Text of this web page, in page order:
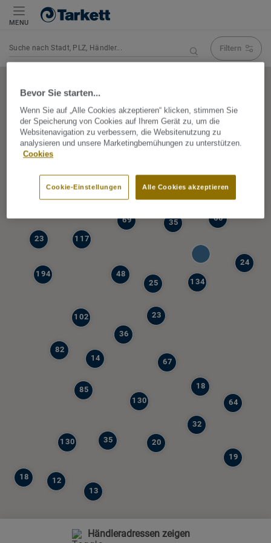
MENU
Filtern
85
194
77
117
130
39
64
67
82
36
130
69
134
23
35
35
102
19
23
48
14
60
12
18
32
13
20
24
25
18
Händleradressen zeigen
Bevor Sie starten...
Wenn Sie auf „Alle Cookies akzeptieren“ klicken, stimmen Sie
der Speicherung von Cookies auf Ihrem Gerät zu, um die
Websitenavigation zu verbessern, die Websitenutzung zu
analysieren und unsere Marketingbemühungen zu unterstützen.
Cookies
Alle Cookies akzeptieren
Cookie-Einstellungen